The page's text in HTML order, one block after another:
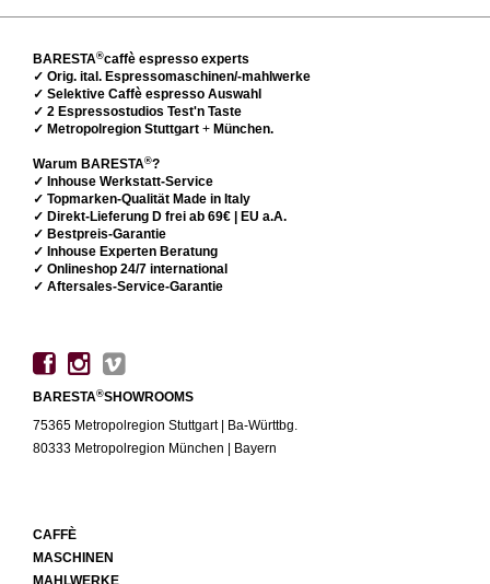
BARESTA®caffè espresso experts
✓ Orig. ital. Espressomaschinen/-mahlwerke
✓ Selektive Caffè espresso Auswahl
✓ 2 Espressostudios Test'n Taste
✓ Metropolregion Stuttgart + München.
Warum BARESTA®?
✓ Inhouse Werkstatt-Service
✓ Topmarken-Qualität Made in Italy
✓ Direkt-Lieferung D frei ab 69€ | EU a.A.
✓ Bestpreis-Garantie
✓ Inhouse Experten Beratung
✓ Onlineshop 24/7 international
✓ Aftersales-Service-Garantie
BARESTA®SHOWROOMS
75365 Metropolregion Stuttgart | Ba-Württbg.
80333 Metropolregion München | Bayern
CAFFÈ
MASCHINEN
MAHLWERKE